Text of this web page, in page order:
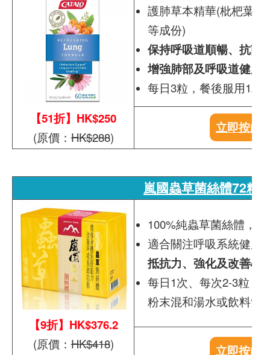
【51折】HK$250
(原價：HK$288)
護肺草本精華(枇杷葉
等成份)
保持呼吸道順暢、抗菌
增強肺部及呼吸道健康
每日3粒，餐後服用1粒
立即按此
嵐國蟲草菌絲體72粒
【9折】HK$376.2
(原價：HK$418)
100%純蟲草菌絲體，
適合關注呼吸系統健康
抵抗力、強化及改善心
每日1次、每次2-3粒，
粉末混和湯水或飲料飲
立即按此